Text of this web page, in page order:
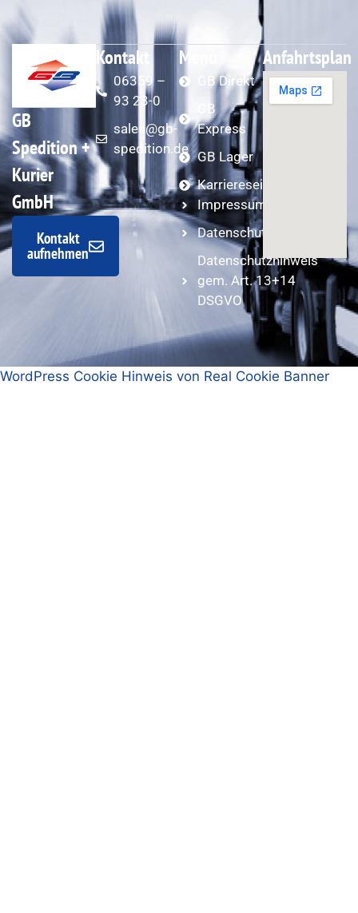
GB
Spedition +
Kurier
GmbH
Kontakt
aufnehmen
Kontakt
06359 –
93 23-0
sales@gb-
spedition.de
Menu
GB Direkt
GB
Express
GB Lager
Karriereseite
Impressum
Datenschutzerklärung
Datenschutzhinweis
gem. Art. 13+14
DSGVO
Anfahrtsplan
WordPress Cookie Hinweis von Real Cookie Banner